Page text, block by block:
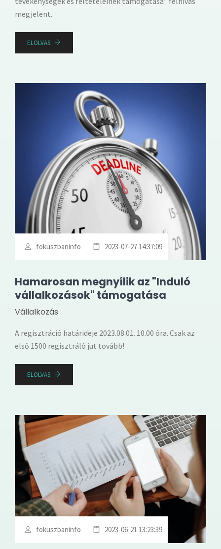
megjelent.
ELOLVAS
fokuszbaninfo 2023-07-27 14:37:09
Hamarosan megnyílik az "Induló
vállalkozások" támogatása
Vállalkozás
A regisztráció határideje 2023.08.01. 10.00 óra. Csak az
első 1500 regisztráló jut tovább!
ELOLVAS
fokuszbaninfo 2023-06-21 13:23:39